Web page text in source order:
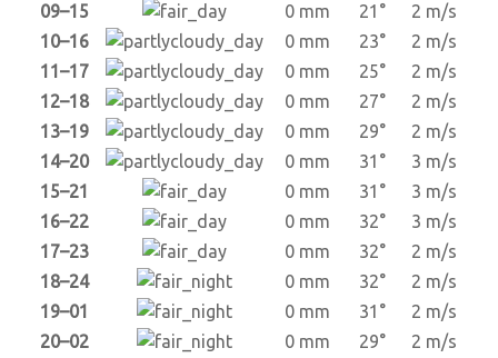
09–15
0 mm 21°
2 m/s
10–16
0 mm 23°
2 m/s
11–17
0 mm 25°
2 m/s
12–18
0 mm 27°
2 m/s
13–19
0 mm 29°
2 m/s
14–20
0 mm 31°
3 m/s
15–21
0 mm 31°
3 m/s
16–22
0 mm 32°
3 m/s
17–23
0 mm 32°
2 m/s
18–24
0 mm 32°
2 m/s
19–01
0 mm 31°
2 m/s
20–02
0 mm 29° 2 m/s